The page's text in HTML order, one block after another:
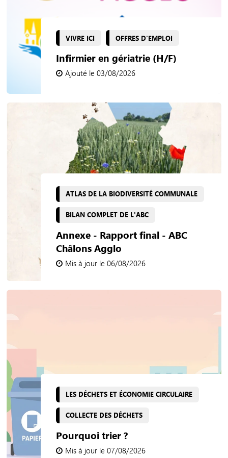
VIVRE ICI OFFRES D'EMPLOI
Infirmier en gériatrie (H/F)
Ajouté le 03/08/2026
ATLAS DE LA BIODIVERSITÉ COMMUNALE
BILAN COMPLET DE L'ABC
Annexe - Rapport final - ABC
Châlons Agglo
Mis à jour le 06/08/2026
LES DÉCHETS ET ÉCONOMIE CIRCULAIRE
COLLECTE DES DÉCHETS
Pourquoi trier ?
Mis à jour le 07/08/2026